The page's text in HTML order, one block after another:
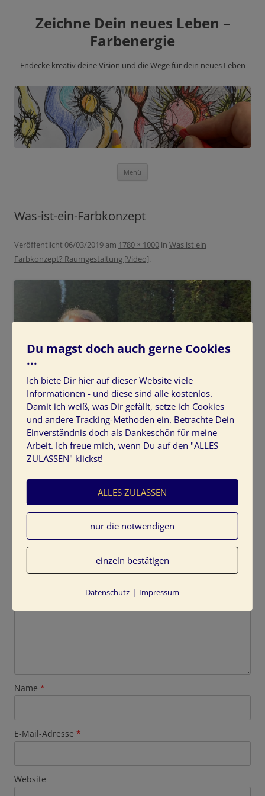
Zeichne Dein neues Leben –
Farbenergie
Endecke kreativ deine Vision und die Wege für dein neues Leben
Menü
Was-ist-ein-Farbkonzept
Veröffentlicht 06/03/2019am 1780 × 1000 in Was ist ein
Farbkonzept? Raumgestaltung [Video].
Was-ist-ein-Farbkonzept
Schreibe einen Kommentar
Deine E-Mail-Adresse wird nicht veröffentlicht.
Erforderliche Felder sind mit*markiert
Name *
E-Mail-Adresse *
Website
Du magst doch auch gerne Cookies
...
Ich biete Dir hier auf dieser Website viele
Informationen - und diese sind alle kostenlos.
Damit ich weiß, was Dir gefällt, setze ich Cookies
und andere Tracking-Methoden ein. Betrachte Dein
Einverständnis doch als Dankeschön für meine
Arbeit. Ich freue mich, wenn Du auf den "ALLES
ZULASSEN" klickst!
ALLES ZULASSEN
nur die notwendigen
einzeln bestätigen
Datenschutz | Impressum